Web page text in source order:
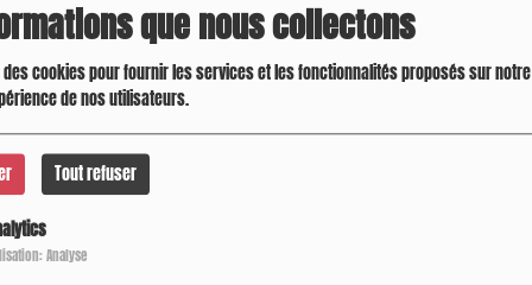
que nous collectons
des cookies pour fournir les services et les fonctionnalités proposés sur
de nos utilisateurs.
Tout refuser
Analyse
pour commenter cet article